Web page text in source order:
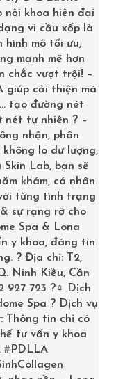
CLEAN
SALE
nội khoa hiện đại
vi cầu xốp là
hình mô tối ưu,
mạnh mẽ hơn
chắc vượt trội! –
giúp cải thiện má
tạo đường nét
nét tự nhiên ? –
nhận, phân
lo dư lượng,
Lab, bạn sẽ
khám, cá nhân
từng tình trạng
sự rạng rỡ cho
Spa & Lona
y khoa, đáng tin
? Địa chỉ: T2,
Ninh Kiều, Cần
927 723 ?‍♀️ Dịch
Spa ? Dịch vụ
Thông tin chỉ có
tư vấn y khoa
#PDLLA